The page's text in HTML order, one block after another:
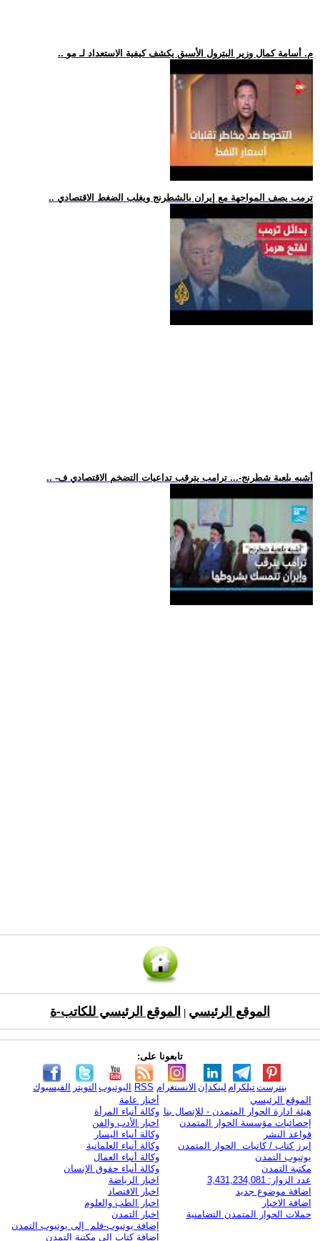
.. م. أسامة كمال وزير البترول الأسبق يكشف كيفية الاستعداد لـ مو
.. ترمب يصف المواجهة مع إيران بالشطرنج ويغلب الضغط الاقتصادي
.. -أشبه بلعبة شطرنج-... ترامب يترقب تداعيات التضخم الاقتصادي ف
الموقع الرئيسي الموقع الرئيسي للكاتب-ة
تابعونا على:
الفيسبوك التويتر اليوتيوب RSS الانستغرام لينكدإن تيلكرامبنترست
الموقع الرئيسي
هيئة ادارة الحوار المتمدن - للإتصال بنا
إحصائيات مؤسسة الحوار المتمدن
قواعد النشر
ابرز كتاب / كاتبات الحوار المتمدن
يوتيوب التمدن
مكتبة التمدن
عدد الزوار: 3,431,234,081
اضافة موضوع جديد
اضافة الاخبار
حملات الحوار المتمدن التضامنية
أخبار عامة
وكالة أنباء المرأة
اخبار الأدب والفن
وكالة أنباء اليسار
وكالة أنباء العلمانية
وكالة أنباء العمال
وكالة أنباء حقوق الإنسان
اخبار الرياضة
اخبار الاقتصاد
اخبار الطب والعلوم
اخبار التمدن
إضافة يوتيوب-فلم إلى يوتيوب التمدن
إضافة كتاب إلى مكتبة التمدن